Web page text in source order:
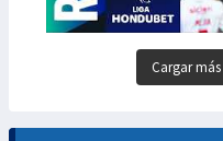
Cargar más